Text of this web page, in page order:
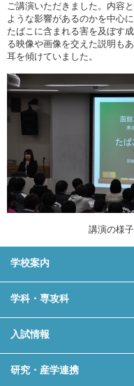
ご講演いただきました。内容
ような影響があるのかを中心
たばこに含まれる害を及ぼす
る映像や画像を交えた説明も
耳を傾けていました。
講演の様子
学校案内
学科・専攻科
入試情報
研究・産学連携